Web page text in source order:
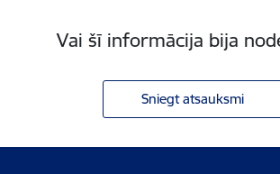
Vai šī informācija bija
Sniegt atsauksmi